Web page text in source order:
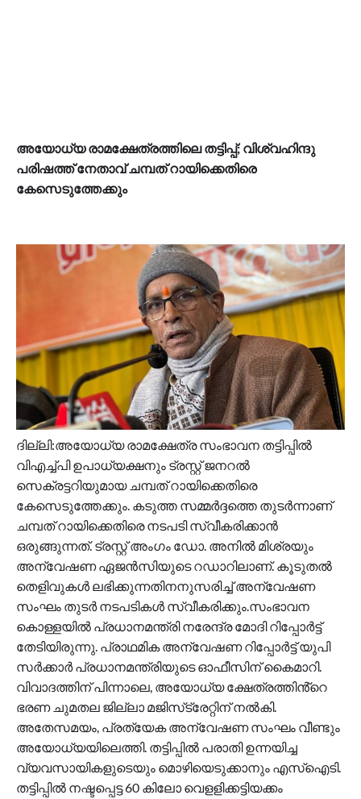
അയോധ്യ രാമക്ഷേത്രത്തിലെ തട്ടിപ്പ്; വിശ്വഹിന്ദു
പരിഷത്ത് നേതാവ് ചമ്പത് റായിക്കെതിരെ
കേസെടുത്തേക്കും
ദില്ലി:അയോധ്യ രാമക്ഷേത്ര സംഭാവന തട്ടിപ്പിൽ
വിഎച്ച്പി ഉപാധ്യക്ഷനും ട്രസ്റ്റ് ജനറല്‍
സെക്രട്ടറിയുമായ ചമ്പത് റായിക്കെതിരെ
കേസെടുത്തേക്കും. കടുത്ത സമ്മര്‍ദ്ദത്തെ തുടര്‍ന്നാണ്
ചമ്പത് റായിക്കെതിരെ നടപടി സ്വീകരിക്കാന്‍
ഒരുങ്ങുന്നത്. ട്രസ്റ്റ് അംഗം ഡോ. അനിൽ മിശ്രയും
അന്വേഷണ ഏജന്‍സിയുടെ റഡാറിലാണ്. കൂടുതല്‍
തെളിവുകള്‍ ലഭിക്കുന്നതിനനുസരിച്ച് അന്വേഷണ
സംഘം തുടര്‍ നടപടികള്‍ സ്വീകരിക്കും.സംഭാവന
കൊള്ളയിൽ പ്രധാനമന്ത്രി നരേന്ദ്ര മോദി റിപ്പോർട്ട്
തേടിയിരുന്നു. പ്രാഥമിക അന്വേഷണ റിപ്പോർട്ട് യുപി
സർക്കാർ പ്രധാനമന്ത്രിയുടെ ഓഫീസിന് കൈമാറി.
വിവാ​ദത്തിന് പിന്നാലെ, അയോധ്യ ക്ഷേത്രത്തിൻ്റെ
ഭരണ ചുമതല ജില്ലാ മജിസ്‌ട്രേറ്റിന് നൽകി.
അതേസമയം, പ്രത്യേക അന്വേഷണ സംഘം വീണ്ടും
അയോധ്യയിലെത്തി. തട്ടിപ്പില്‍ പരാതി ഉന്നയിച്ച
വ്യവസായികളുടെയും മൊഴിയെടുക്കാനും എസ്ഐടി.
തട്ടിപ്പില്‍ നഷ്ടപ്പെട്ട 60 കിലോ വെളളിക്കട്ടിയക്കം